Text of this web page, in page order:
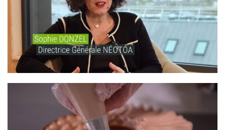
NÉOTOA – BIODIVERSITÉ